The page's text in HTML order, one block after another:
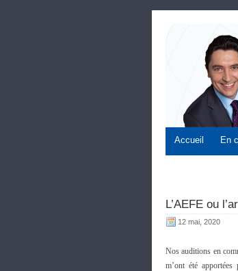
Accueil En
L’AEFE ou
12 mai, 2020
Nos auditions en
m’ont été